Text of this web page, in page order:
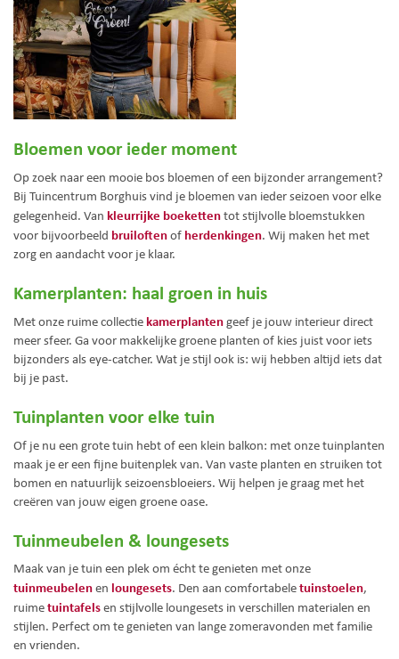
Bloemen voor ieder moment
Op zoek naar een mooie bos bloemen of een bijzonder arrangement?
Bij Tuincentrum Borghuis vind je bloemen van ieder seizoen voor elke
gelegenheid. Van kleurrijke boekettentot stijlvolle bloemstukken
voor bijvoorbeeld bruiloftenof herdenkingen. Wij maken het met
zorg en aandacht voor je klaar.
Kamerplanten: haal groen in huis
Met onze ruime collectie kamerplantengeef je jouw interieur direct
meer sfeer. Ga voor makkelijke groene planten of kies juist voor iets
bijzonders als eye-catcher. Wat je stijl ook is: wij hebben altijd iets dat
bij je past.
Tuinplanten voor elke tuin
Of je nu een grote tuin hebt of een klein balkon: met onze tuinplanten
maak je er een fijne buitenplek van. Van vaste planten en struiken tot
bomen en natuurlijk seizoensbloeiers. Wij helpen je graag met het
creëren van jouw eigen groene oase.
Tuinmeubelen & loungesets
Maak van je tuin een plek om écht te genieten met onze
tuinmeubelenen loungesets. Den aan comfortabeletuinstoelen,
ruimetuintafelsen stijlvolle loungesets in verschillen materialen en
stijlen. Perfect om te genieten van lange zomeravonden met familie
en vrienden.